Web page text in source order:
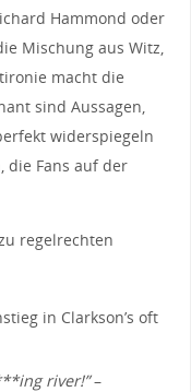
Hammond oder
⁤Mischung aus ⁤Witz,​
macht die
sind Aussagen,​
​widerspiegeln
die Fans auf der
regelrechten
in Clarkson’s ⁣oft
river!”–